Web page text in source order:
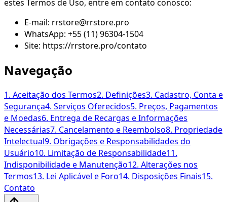
estes Termos de Uso, entre em contato conosco:
E-mail: rrstore@rrstore.pro
WhatsApp: +55 (11) 96304-1504
Site: https://rrstore.pro/contato
Navegação
1. Aceitação dos Termos2. Definições3. Cadastro, Conta e
Segurança4. Serviços Oferecidos5. Preços, Pagamentos
e Moedas6. Entrega de Recargas e Informações
Necessárias7. Cancelamento e Reembolso8. Propriedade
Intelectual9. Obrigações e Responsabilidades do
Usuário10. Limitação de Responsabilidade11.
Indisponibilidade e Manutenção12. Alterações nos
Termos13. Lei Aplicável e Foro14. Disposições Finais15.
Contato